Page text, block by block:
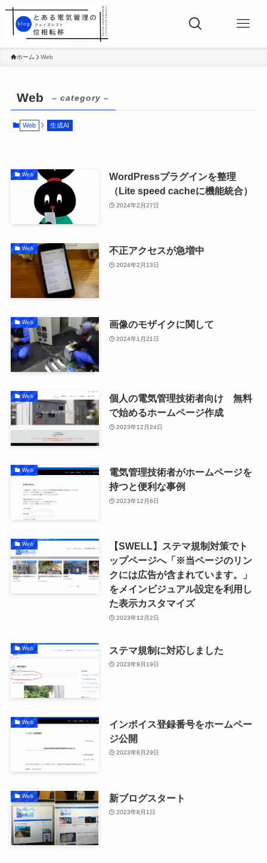
ホーム Web
Web – category –
Web 生成AI
Web
WordPressプラグインを整理
（Lite speed cacheに機能統合）
2024年2月27日
Web 不正アクセスが急増中
2024年2月13日
Web 画像のモザイクに関して
2024年1月21日
Web
個人の電気管理技術者向け 無料
で始めるホームページ作成
2023年12月24日
Web
電気管理技術者がホームページを
持つと便利な事例
2023年12月6日
Web
【SWELL】ステマ規制対策でト
ップページへ「※当ページのリン
クには広告が含まれています。」
をメインビジュアル設定を利用し
た表示カスタマイズ
2023年12月2日
Web ステマ規制に対応しました
2023年9月19日
Web
インボイス登録番号をホームペー
ジ公開
2023年8月29日
Web 新ブログスタート
2023年8月1日